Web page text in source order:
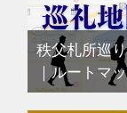
秩父札所巡
｜ルートマ